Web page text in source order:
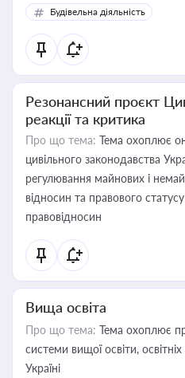
Будівельна діяльність
Резонансний проєкт
реакції та критика
Про що тема: Тема охоплює
цивільного законодавства
регулювання майнових і
відносин та правового
правовідносин
Вища освіта
Про що тема: Тема охоплює
системи вищої освіти, освітніх
Україні